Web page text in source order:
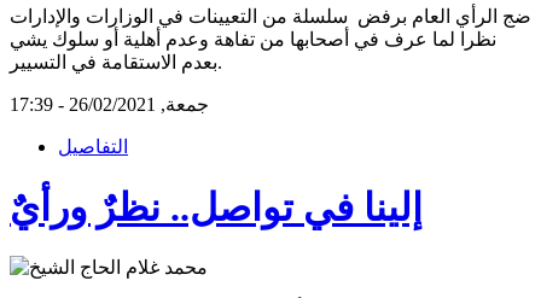
ضج الرأي العام برفض سلسلة من التعيينات في الوزارات والإدارات
نظرا لما عرف في أصحابها من تفاهة وعدم أهلية أو سلوك يشي
بعدم الاستقامة في التسيير.
جمعة, 26/02/2021 - 17:39
التفاصيل
إلينا في تواصل.. نظرٌ ورأيٌ